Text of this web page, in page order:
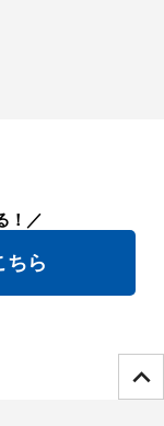
！／
ちら